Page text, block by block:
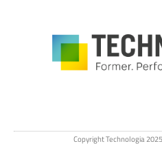
Copyright Technologia